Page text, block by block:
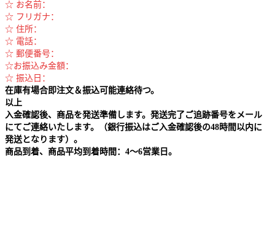
☆ お名前：
☆ フリガナ：
☆ 住所：
☆ 電話：
☆ 郵便番号：
☆お振込み金額：
☆ 振込日：
在庫有場合即注文＆振込可能連絡待つ。
以上
入金確認後、商品を発送準備します。発送完了ご追跡番号をメール
にてご連絡いたします。（銀行振込はご入金確認後の48時間以内に
発送となります）。
商品到着、商品平均到着時間：4～6営業日。